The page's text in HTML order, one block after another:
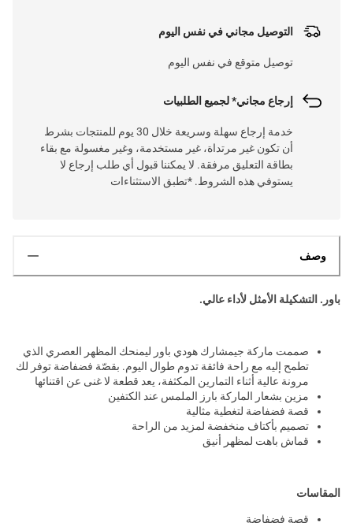
التوصيل مجاني في نفس اليوم
توصيل متوقع في نفس اليوم
إرجاع مجاني* لجميع الطلبيات
خدمة إرجاع سهلة وسريعة خلال 30 يوم للمنتجات بشرط
أن تكون غير مرتداة، غير مستخدمة، وغير مغسولة مع بقاء
بطاقة التعليق مرفقة. لا يمكننا قبول أي طلب إرجاع لا
يستوفي هذه الشروط. *تطبق الاستثناءات
وصف
باور. التشكيلة الأمثل لأداء عالي.
صممت ماركة جيمشارك هودي باور ليمنحك المظهر العصري الذي
تطمح إليه مع راحة فائقة تدوم طوال اليوم. بقصّة فضفاضة توفر لك
مرونة عالية أثناء التمارين المكثفة، يعد قطعة لا غنى عن اقتنائها
مزين بشعار الماركة بارز الملمس عند الكتفين
قصة فضفاضة لتغطية مثالية
تصميم بأكتاف منخفضة لمزيد من الراحة
قماش باهت لمظهر أنيق
المقاسات
قصة فضفاضة